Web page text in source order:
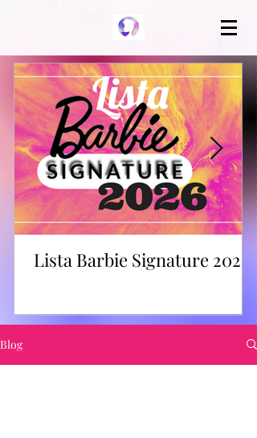
Lista Barbie Signature 2026
Blog